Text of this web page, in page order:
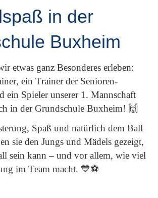
in der
Buxheim
etwas ganz Besonderes erleben:
ein Trainer der Senioren-
ein Spieler unserer 1. Mannschaft
in der Grundschule Buxheim! 🙌
Spaß und natürlich dem Ball
sie den Jungs und Mädels gezeigt,
sein kann – und vor allem, wie viel
im Team macht. 💙⚽